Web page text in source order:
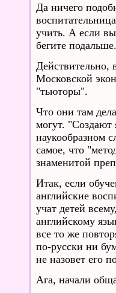
Да ничего
учить. А если вы
бегите подальше.
Действительно,
Московской
"тьюторы".
Что они там
могут. "Создают
наукообразном
самое, что
знаменитой
Итак, если
английские
учат детей
английскому
все то же
по-русски ни
не назовет его
Ага, начали